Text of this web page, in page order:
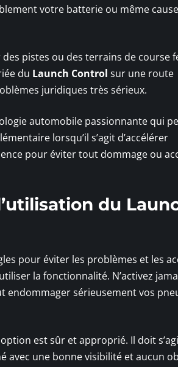
votre batterie ou même
pistes ou des terrains de course
du Launch Control sur une route
juridiques très sérieux.
automobile passionnante qui
lorsqu’il s’agit d’accélérer
pour éviter tout dommage ou
du
pour éviter les problèmes et les
la fonctionnalité. N’activez
endommager sérieusement vos
est sûr et approprié. Il doit
avec une bonne visibilité et aucun